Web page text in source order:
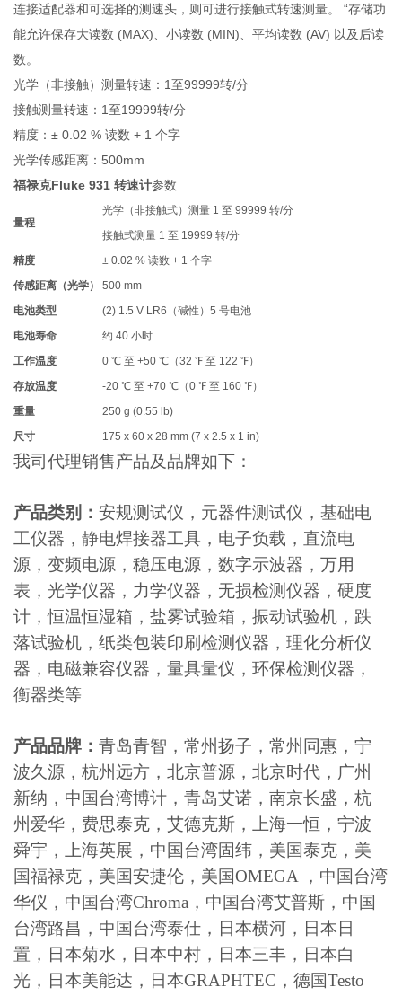
连接适配器和可选择的测速头，则可进行接触式转速测量。 “存储功
能允许保存大读数 (MAX)、小读数 (MIN)、平均读数 (AV) 以及后读
数。
光学（非接触）测量转速：1至99999转/分
接触测量转速：1至19999转/分
精度：± 0.02 % 读数 + 1 个字
光学传感距离：500mm
福禄克Fluke 931 转速计参数
量程
光学（非接触式）测量 1 至 99999 转/分
接触式测量 1 至 19999 转/分
精度
± 0.02 % 读数 + 1 个字
传感距离（光学）
500 mm
电池类型
(2) 1.5 V LR6（碱性）5 号电池
电池寿命
约 40 小时
工作温度
0 ℃ 至 +50 ℃（32 ℉ 至 122 ℉）
存放温度
-20 ℃ 至 +70 ℃（0 ℉ 至 160 ℉）
重量
250 g (0.55 lb)
尺寸
175 x 60 x 28 mm (7 x 2.5 x 1 in)
我司代理销售产品及品牌如下：
产品类别：安规测试仪，元器件测试仪，基础电
工仪器，静电焊接器工具，电子负载，直流电
源，变频电源，稳压电源，数字示波器，万用
表，光学仪器，力学仪器，无损检测仪器，硬度
计，恒温恒湿箱，盐雾试验箱，振动试验机，跌
落试验机，纸类包装印刷检测仪器，理化分析仪
器，电磁兼容仪器，量具量仪，环保检测仪器，
衡器类等
产品品牌：青岛青智，常州扬子，常州同惠，宁
波久源，杭州远方，北京普源，北京时代，广州
新纳，中国台湾博计，青岛艾诺，南京长盛，杭
州爱华，费思泰克，艾德克斯，上海一恒，宁波
舜宇，上海英展，中国台湾固纬，美国泰克，美
国福禄克，美国安捷伦，美国OMEGA ，中国台湾
华仪，中国台湾Chroma，中国台湾艾普斯，中国
台湾路昌，中国台湾泰仕，日本横河，日本日
置，日本菊水，日本中村，日本三丰，日本白
光，日本美能达，日本GRAPHTEC，德国Testo